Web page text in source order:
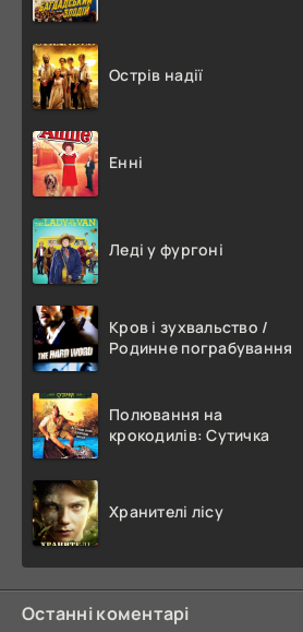
Острів надії
Енні
Леді у фургоні
Кров і зухвальство /
Родинне пограбування
Полювання на
крокодилів: Сутичка
Хранителі лісу
Останні коментарі